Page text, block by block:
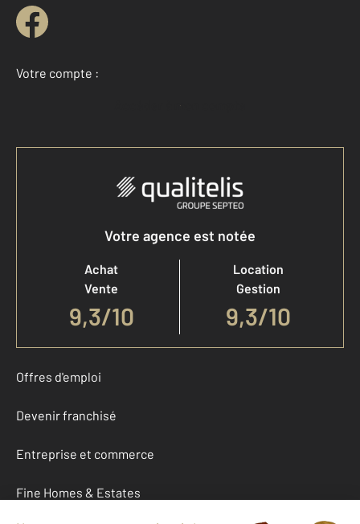
Votre compte :
Accéder à mon compte
Votre agence est notée
Achat
Vente
9,3/10
Location
Gestion
9,3/10
Offres d'emploi
Devenir franchisé
Entreprise et commerce
Fine Homes & Estates